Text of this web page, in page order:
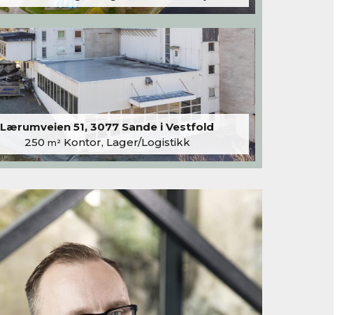
Lærumveien 51, 3077 Sande i Vestfold
250 m²Kontor, Lager/Logistikk